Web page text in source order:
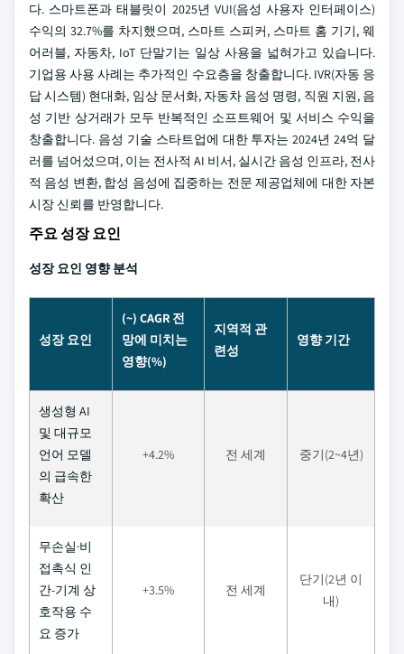
다. 스마트폰과 태블릿이 2025년 VUI(음성 사용자 인터페이스)
수익의 32.7%를 차지했으며, 스마트 스피커, 스마트 홈 기기, 웨
어러블, 자동차, IoT 단말기는 일상 사용을 넓혀가고 있습니다.
기업용 사용 사례는 추가적인 수요층을 창출합니다. IVR(자동 응
답 시스템) 현대화, 임상 문서화, 자동차 음성 명령, 직원 지원, 음
성 기반 상거래가 모두 반복적인 소프트웨어 및 서비스 수익을
창출합니다. 음성 기술 스타트업에 대한 투자는 2024년 24억 달
러를 넘어섰으며, 이는 전사적 AI 비서, 실시간 음성 인프라, 전사
적 음성 변환, 합성 음성에 집중하는 전문 제공업체에 대한 자본
시장 신뢰를 반영합니다.
주요 성장 요인
성장 요인 영향 분석
성장 요인
(~) CAGR 전
망에 미치는
영향(%)
지역적 관
련성
영향 기간
생성형 AI
및 대규모
언어 모델
의 급속한
확산
+4.2% 전 세계 중기(2~4년)
무손실·비
접촉식 인
간-기계 상
호작용 수
요 증가
+3.5% 전 세계
단기(2년 이
내)